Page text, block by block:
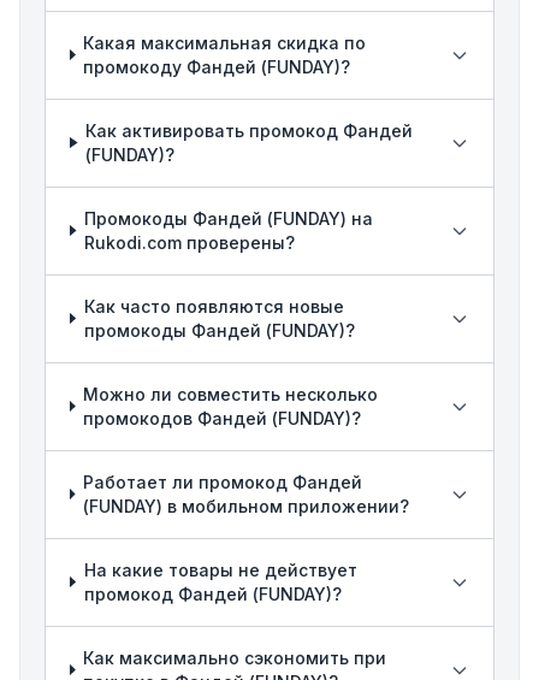
Какая максимальная скидка по
промокоду Фандей (FUNDAY)?
Как активировать промокод Фандей
(FUNDAY)?
Промокоды Фандей (FUNDAY) на
Rukodi.com проверены?
Как часто появляются новые
промокоды Фандей (FUNDAY)?
Можно ли совместить несколько
промокодов Фандей (FUNDAY)?
Работает ли промокод Фандей
(FUNDAY) в мобильном приложении?
На какие товары не действует
промокод Фандей (FUNDAY)?
Как максимально сэкономить при